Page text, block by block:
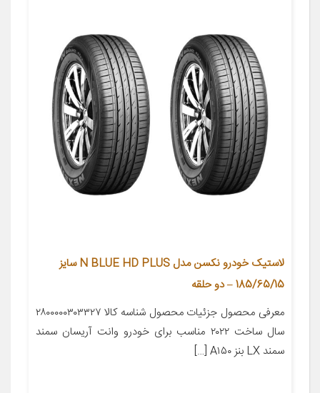
لاستیک خودرو نکسن مدل N BLUE HD PLUS سایز
185/65/15 – دو حلقه
معرفی محصول جزئیات محصول شناسه کالا ۲۸۰۰۰۰۰۳۰۳۳۲۷
سال ساخت ۲۰۲۲ مناسب برای خودرو وانت آریسان سمند
سمند LX بنز A۱۵۰ […]